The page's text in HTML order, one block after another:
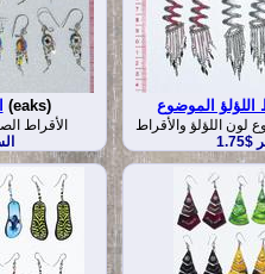
(eaks)
الأقراط
اللؤلؤ الموضوع
لون اللؤلؤ والأقراط